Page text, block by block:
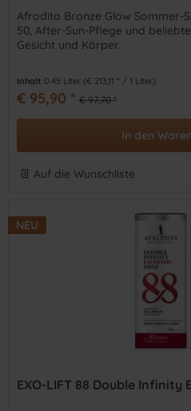
Afrodita Bronze Glow Sommer-
50, After-Sun-Pflege und
Gesicht und Körper.
Inhalt 0.45 Liter (€ 213,11 * / 1 Liter)
€ 95,90 * € 97,70 *
In den
Auf die Wunschliste
NEU
EXO-LIFT 88 Double Infinity